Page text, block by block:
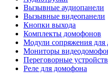
Вызывные аудиопанели
Вызывные видеопанели
Кнопки выхода
Комплекты домофонов
Модули сопряжения для
Мониторы
Переговорные
Реле для домофона